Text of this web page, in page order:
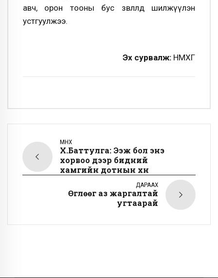
авч, орон тооны бус зөвлөлд шилжүүлэн
устгуулжээ.
Эх сурвалж: НМХГ
ӨМНӨХ
Х.Баттулга: Ээж бол энэ
хорвоо дээр бидний
хамгийн дотнын хүн
ДАРААХ
Өглөөг аз жаргалтай
угтаарай